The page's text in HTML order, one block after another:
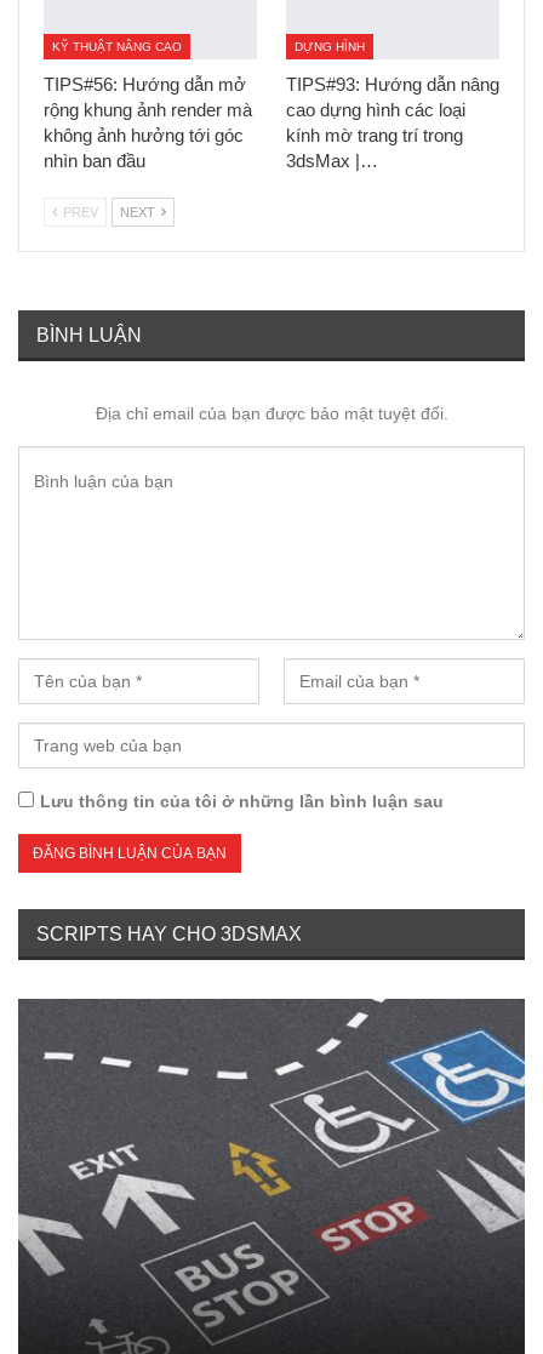
KỸ THUẬT NÂNG CAO
TIPS#56: Hướng dẫn mở
rộng khung ảnh render mà
không ảnh hưởng tới góc
nhìn ban đầu
DỰNG HÌNH
TIPS#93: Hướng dẫn nâng
cao dựng hình các loại
kính mờ trang trí trong
3dsMax |…
PREV NEXT
BÌNH LUẬN
Địa chỉ email của bạn được bảo mật tuyệt đối.
Lưu thông tin của tôi ở những lần bình luận sau
SCRIPTS HAY CHO 3DSMAX